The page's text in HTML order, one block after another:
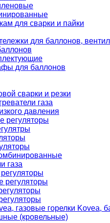
для сварки и пайки
для баллонов,
для баллонов
сварки и резки
газа
давления
регуляторы
газа
регуляторы
газовые горелки Kovea,
(кровельные)